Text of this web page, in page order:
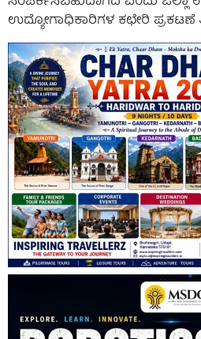
ಉದ್ಯೋಗಾಧಿಕಾರಿಗಳ ಕಛೇರಿ ಪ್ರಕಟಣೆ